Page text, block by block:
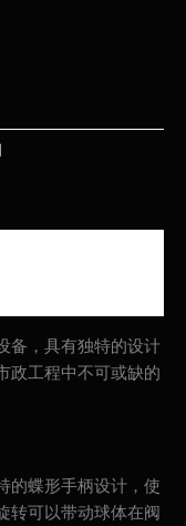
备，具有独特的设计
政工程中不可或缺的
的蝶形手柄设计，使
转可以带动球体在阀